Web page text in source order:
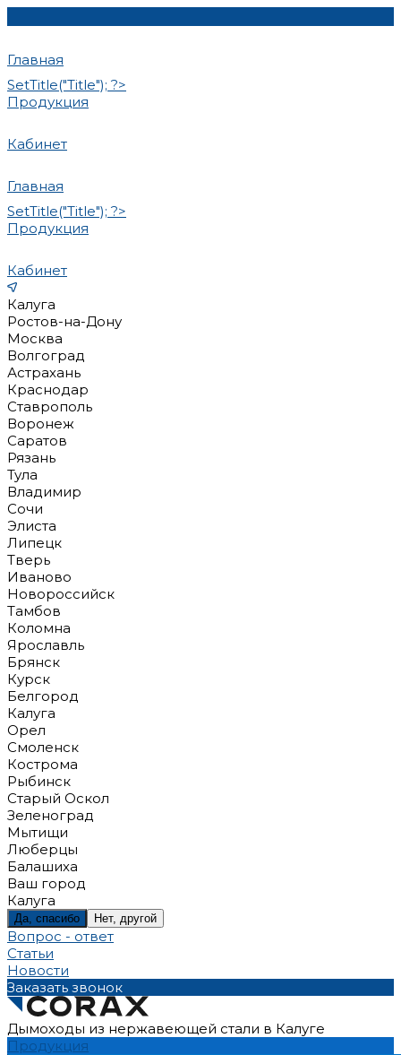
Главная
SetTitle("Title"); ?>
Продукция
Кабинет
Главная
SetTitle("Title"); ?>
Продукция
Кабинет
Калуга
Ростов-на-Дону
Москва
Волгоград
Астрахань
Краснодар
Ставрополь
Воронеж
Саратов
Рязань
Тула
Владимир
Сочи
Элиста
Липецк
Тверь
Иваново
Новороссийск
Тамбов
Коломна
Ярославль
Брянск
Курск
Белгород
Калуга
Орел
Смоленск
Кострома
Рыбинск
Старый Оскол
Зеленоград
Мытищи
Люберцы
Балашиха
Ваш город
Калуга
Да, спасибо Нет, другой
Вопрос - ответ
Статьи
Новости
Заказать звонок
Дымоходы из нержавеющей стали в Калуге
Продукция